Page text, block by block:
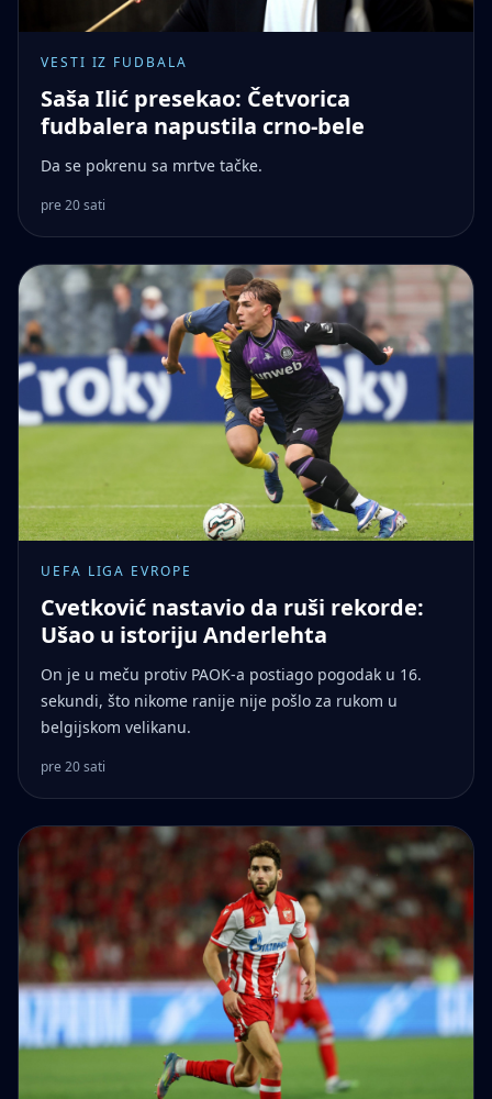
VESTI IZ FUDBALA
Saša Ilić presekao: Četvorica
fudbalera napustila crno-bele
Da se pokrenu sa mrtve tačke.
pre 20 sati
UEFA LIGA EVROPE
Cvetković nastavio da ruši rekorde:
Ušao u istoriju Anderlehta
On je u meču protiv PAOK-a postiago pogodak u 16.
sekundi, što nikome ranije nije pošlo za rukom u
belgijskom velikanu.
pre 20 sati